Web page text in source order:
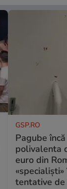
GSP.RO
Pagube
polivalenta
euro din
tentative de